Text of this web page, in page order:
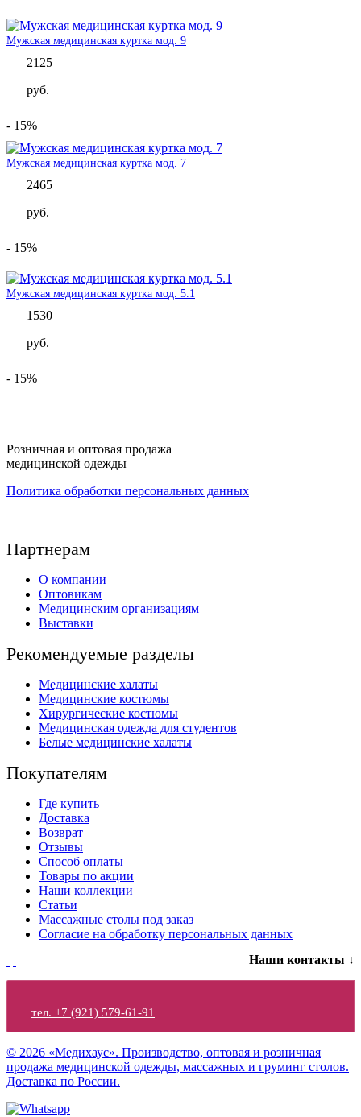
Мужская медицинская куртка мод. 9
2125
руб.
- 15%
Мужская медицинская куртка мод. 7
2465
руб.
- 15%
Мужская медицинская куртка мод. 5.1
1530
руб.
- 15%
Розничная и оптовая продажа
медицинской одежды
Политика обработки персональных данных
Партнерам
О компании
Оптовикам
Медицинским организациям
Выставки
Рекомендуемые разделы
Медицинские халаты
Медицинские костюмы
Хирургические костюмы
Медицинская одежда для студентов
Белые медицинские халаты
Покупателям
Где купить
Доставка
Возврат
Отзывы
Способ оплаты
Товары по акции
Наши коллекции
Статьи
Массажные столы под заказ
Согласие на обработку персональных данных
Наши контакты ↓
тел. +7 (921) 579-61-91
© 2026 «Медихаус». Производство, оптовая и розничная
продажа медицинской одежды, массажных и груминг столов.
Доставка по России.